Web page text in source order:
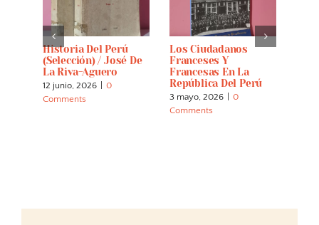
Historia Del Perú
(selección) / José De
La Riva-Aguero
12 junio, 2026
0
Comments
Los Ciudadanos
Franceses Y
Francesas En La
República Del Perú
3 mayo, 2026
0
Comments